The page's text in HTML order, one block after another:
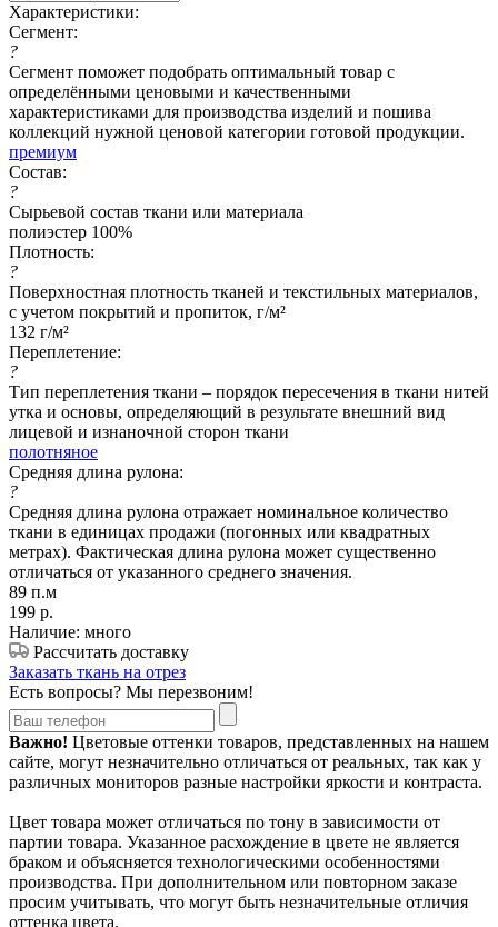
Характеристики:
Сегмент:
?
Сегмент поможет подобрать оптимальный товар с
определёнными ценовыми и качественными
характеристиками для производства изделий и пошива
коллекций нужной ценовой категории готовой продукции.
премиум
Состав:
?
Сырьевой состав ткани или материала
полиэстер 100%
Плотность:
?
Поверхностная плотность тканей и текстильных материалов,
с учетом покрытий и пропиток, г/м²
132 г/м²
Переплетение:
?
Тип переплетения ткани – порядок пересечения в ткани нитей
утка и основы, определяющий в результате внешний вид
лицевой и изнаночной сторон ткани
полотняное
Средняя длина рулона:
?
Средняя длина рулона отражает номинальное количество
ткани в единицах продажи (погонных или квадратных
метрах). Фактическая длина рулона может существенно
отличаться от указанного среднего значения.
89 п.м
199 р.
Наличие: много
Рассчитать доставку
Заказать ткань на отрез
Есть вопросы? Мы перезвоним!
Важно! Цветовые оттенки товаров, представленных на нашем
сайте, могут незначительно отличаться от реальных, так как у
различных мониторов разные настройки яркости и контраста.
Цвет товара может отличаться по тону в зависимости от
партии товара. Указанное расхождение в цвете не является
браком и объясняется технологическими особенностями
производства. При дополнительном или повторном заказе
просим учитывать, что могут быть незначительные отличия
оттенка цвета.